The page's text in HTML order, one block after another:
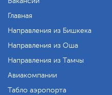
Главная
Направления из Бишкека
Направления из Оша
Направления из Тамчы
Авиакомпании
Табло аэропорта